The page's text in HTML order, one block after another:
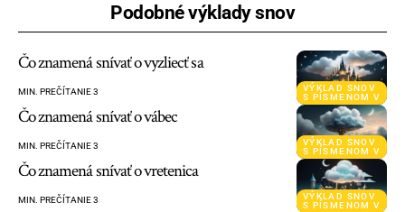
Podobné výklady snov
VÝKLAD SNOV
S PÍSMENOM V
Čo znamená snívať o vyzliecť sa
MIN. PREČÍTANIE 3
VÝKLAD SNOV
S PÍSMENOM V
Čo znamená snívať o vábec
MIN. PREČÍTANIE 3
VÝKLAD SNOV
S PÍSMENOM V
Čo znamená snívať o vretenica
MIN. PREČÍTANIE 3